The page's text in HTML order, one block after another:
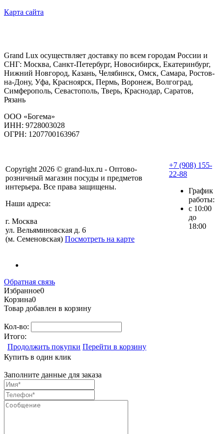
Карта сайта
Grand Lux осуществляет доставку по всем городам России и
СНГ: Москва, Санкт-Петербург, Новосибирск, Екатеринбург,
Нижний Новгород, Казань, Челябинск, Омск, Самара, Ростов-
на-Дону, Уфа, Красноярск, Пермь, Воронеж, Волгоград,
Симферополь, Севастополь, Тверь, Краснодар, Саратов,
Рязань
ООО «Богема»
ИНН: 9728003028
ОГРН: 1207700163967
Copyright 2026 © grand-lux.ru - Оптово-
розничный магазин посуды и предметов
интерьера. Все права защищены.
Наши адреса:
г. Москва
ул. Вельяминовская д. 6
(м. Семеновская) Посмотреть на карте
+7 (908) 155-
22-88
График
работы:
с 10:00
до
18:00
Обратная связь
Избранное0
Корзина0
Товар добавлен в корзину
Кол-во:
Итого:
Продолжить покупки Перейти в корзину
Купить в один клик
Заполните данные для заказа